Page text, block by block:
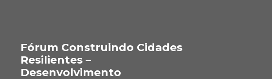
Fórum Construindo Cidades
Resilientes –
Desenvolvimento